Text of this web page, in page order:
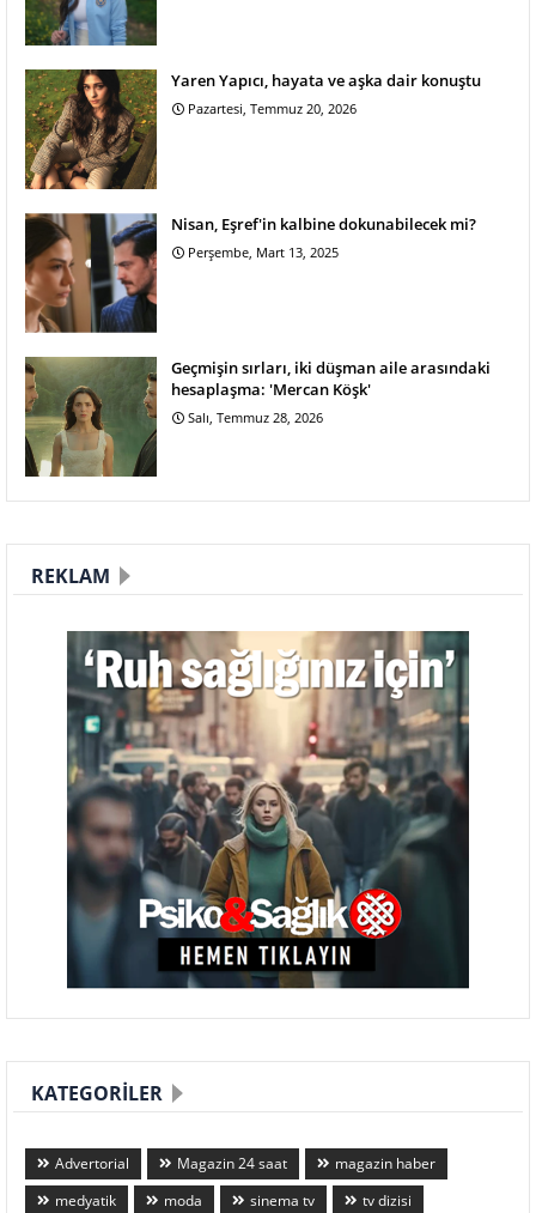
Yaren Yapıcı, hayata ve aşka dair konuştu
Pazartesi, Temmuz 20, 2026
Nisan, Eşref'in kalbine dokunabilecek mi?
Perşembe, Mart 13, 2025
Geçmişin sırları, iki düşman aile arasındaki
hesaplaşma: 'Mercan Köşk'
Salı, Temmuz 28, 2026
REKLAM
KATEGORILER
Advertorial Magazin 24 saat
magazin haber
medyatik
moda sinema tv
tv dizisi